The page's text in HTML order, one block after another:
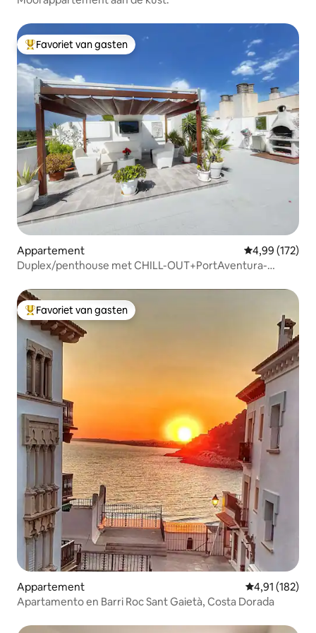
Topfavoriet van gasten
Favoriet van gasten
Appartement Gemiddelde
4,99 (172)
Duplex/penthouse met CHILL-OUT+PortAventura-
Topfavoriet van gasten
Favoriet van gasten
Appartement Gemiddelde
4,91 (182)
Apartamento en Barri Roc Sant Gaietà, Costa Dorada